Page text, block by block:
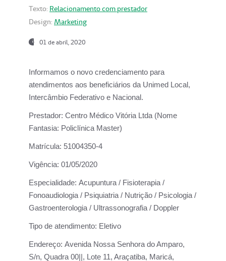
Texto: Relacionamento com prestador
Design: Marketing
01 de abril, 2020
Informamos o novo credenciamento para
atendimentos aos beneficiários da Unimed Local,
Intercâmbio Federativo e Nacional.
Prestador: Centro Médico Vitória Ltda (Nome
Fantasia: Policlínica Master)
Matrícula: 51004350-4
Vigência: 01/05/2020
Especialidade: Acupuntura / Fisioterapia /
Fonoaudiologia / Psiquiatria / Nutrição / Psicologia /
Gastroenterologia / Ultrassonografia / Doppler
Tipo de atendimento: Eletivo
Endereço: Avenida Nossa Senhora do Amparo,
S/n, Quadra 00||, Lote 11, Araçatiba, Maricá,